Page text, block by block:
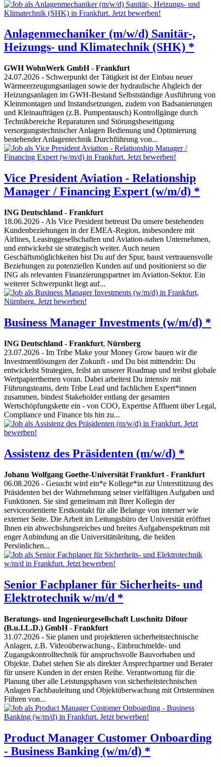
Anlagenmechaniker (m/w/d) Sanitär-,
Heizungs- und Klimatechnik (SHK) *
GWH WohnWerk GmbH- Frankfurt
24.07.2026 - Schwerpunkt der Tätigkeit ist der Einbau neuer
Wärmeerzeugungsanlagen sowie der hydraulische Abgleich der
Heizungsanlagen im GWH-Bestand Selbstständige Ausführung von
Kleinmontagen und Instandsetzungen, zudem von Badsanierungen
und Kleinaufträgen (z.B. Pumpentausch) Kontrollgänge durch
Technikbereiche Reparaturen und Störungsbeseitigung
versorgungstechnischer Anlagen Bedienung und Optimierung
bestehender Anlagentechnik Durchführung von...
Vice President Aviation - Relationship
Manager / Financing Expert (w/m/d) *
ING Deutschland - Frankfurt
18.06.2026 - Als Vice President betreust Du unsere bestehenden
Kundenbeziehungen in der EMEA-Region, insbesondere mit
Airlines, Leasinggesellschaften und Aviation-nahen Unternehmen,
und entwickelst sie strategisch weiter. Auch neuen
Geschäftsmöglichkeiten bist Du auf der Spur, baust vertrauensvolle
Beziehungen zu potenziellen Kunden auf und positionierst so die
ING als relevanten Finanzierungspartner im Aviation-Sektor. Ein
weiterer Schwerpunkt liegt auf...
Business Manager Investments (w/m/d) *
ING Deutschland - Frankfurt, Nürnberg
23.07.2026 - Im Tribe Make your Money Grow bauen wir die
Investmentlösungen der Zukunft - und Du bist mittendrin: Du
entwickelst Strategien, feilst an unserer Roadmap und treibst globale
Wertpapierthemen voran. Dabei arbeitest Du intensiv mit
Führungsteams, dem Tribe Lead und fachlichen Expert*innen
zusammen, bindest Stakeholder entlang der gesamten
Wertschöpfungskette ein - von COO, Expertise Affluent über Legal,
Compliance und Finance bis hin zu...
Assistenz des Präsidenten (m/w/d) *
Johann Wolfgang Goethe-Universität Frankfurt - Frankfurt
06.08.2026 - Gesucht wird ein*e Kollege*in zur Unterstützung des
Präsidenten bei der Wahrnehmung seiner vielfältigen Aufgaben und
Funktionen. Sie sind gemeinsam mit Ihrer Kollegin der
serviceorientierte Erstkontakt für alle Belange von interner wie
externer Seite. Die Arbeit im Leitungsbüro der Universität eröffnet
Ihnen ein abwechslungsreiches und breites Aufgabenspektrum mit
enger Anbindung an die Universitätsleitung, die beiden
Persönlichen...
Senior Fachplaner für Sicherheits- und
Elektrotechnik w/m/d *
Beratungs- und Ingenieurgesellschaft Luschnitz Difour
(B.u.I.L.D.) GmbH- Frankfurt
31.07.2026 - Sie planen und projektieren sicherheitstechnische
Anlagen, z.B. Videoüberwachung-, Einbruchmelde- und
Zugangskontrolltechnik für anspruchsvolle Bauvorhaben und
Objekte. Dabei stehen Sie als direkter Ansprechpartner und Berater
für unsere Kunden in der ersten Reihe. Verantwortung für die
Planung über alle Leistungsphasen von sicherheitstechnischen
Anlagen Fachbauleitung und Objektüberwachung mit Ortsterminen
Führen von...
Product Manager Customer Onboarding
- Business Banking (w/m/d) *